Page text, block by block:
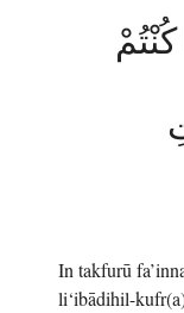
In takfurū
li‘ibādihil-